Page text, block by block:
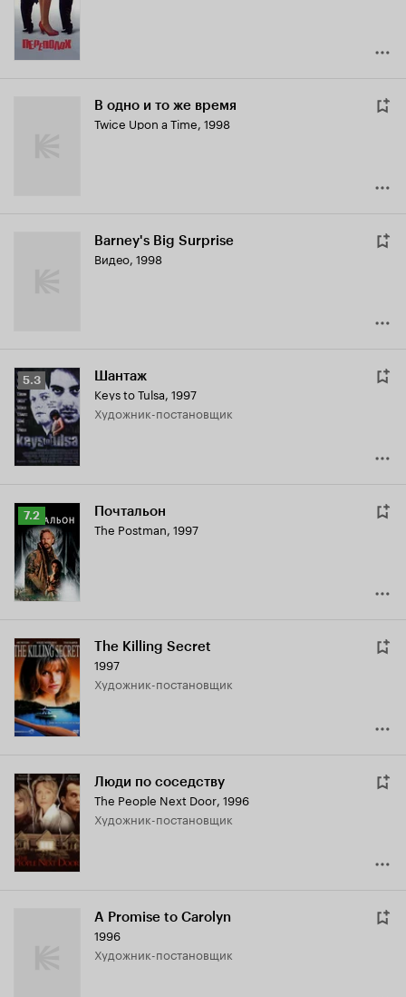
6.4
В одно и то же время
Twice Upon a Time, 1998
Barney's Big Surprise
Видео, 1998
Рейтинг
Кинопоиска
5.3
5.3 Шантаж
Keys to Tulsa, 1997
Художник-постановщик
Рейтинг
Кинопоиска
7.2
7.2 Почтальон
The Postman, 1997
The Killing Secret
1997
Художник-постановщик
Люди по соседству
The People Next Door, 1996
Художник-постановщик
A Promise to Carolyn
1996
Художник-постановщик